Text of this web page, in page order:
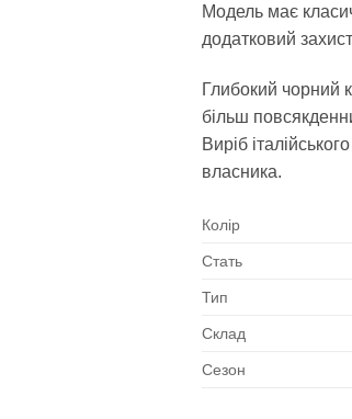
Модель має
додатковий
Глибокий чорний
більш
Виріб
власника.
Колір
Стать
Тип
Склад
Сезон